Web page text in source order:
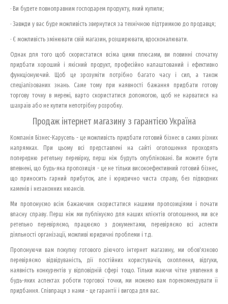
· Ви будете повноправним господарем продукту, який купили;
· Завжди у вас буде можливість звернутися за технічною підтримкою до продавця;
· Є можливість змінювати свій магазин, розширювати, вдосконалювати.
Однак для того щоб скористатися всіма цими плюсами, ви повинні спочатку
придбати хороший і якісний продукт, професійно налаштований і ефективно
функціонуючий. Щоб це зрозуміти потрібно багато часу і сил, а також
спеціалізованих знань. Саме тому при наявності бажання придбати готову
торгову точку в мережі, варто скористатися допомогою, щоб не нарватися на
шахраїв або не купити непотрібну розробку.
Продаж інтернет магазину з гарантією Україна
Компанія Бізнес-Карусель - це можливість придбати готовий бізнес в самих різних
напрямках. При цьому всі представлені на сайті оголошення проходять
попередню ретельну перевірку, перш ніж будуть опубліковані. Ви можете бути
впевнені, що будь-яка пропозиція - це не тільки високоефективний готовий бізнес,
що приносить гарний прибуток, але і юридично чиста справу, без підводних
каменів і незаконних нюансів.
Ми пропонуємо всім бажаючим скористатися нашими пропозиціями і почати
власну справу. Перш ніж ми публікуємо для наших клієнтів оголошення, ми все
ретельно перевіряємо, працюємо з документами, перевіряємо всі аспекти
діяльності організації, можливі юридичні проблеми і т.д.
Пропонуючи вам покупку готового діючого інтернет магазину, ми обов'язково
перевіряємо відвідуваність, дії постійних користувачів, охоплення, відгуки,
наявність конкурентів у відповідній сфері тощо. Тільки маючи чітке уявлення в
будь-яких аспектах роботи торгової точки, ми можемо вам порекомендувати її
придбання. Співпраця з нами - це гарантії і вигода для вас.